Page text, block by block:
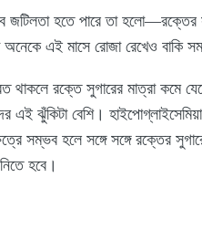
জটিলতা হতে পারে তা হলো—রক্তের
এই মাসে রোজা রেখেও বাকি
থাকলে রক্তে সুগারের মাত্রা কমে
এই ঝুঁকিটা বেশি।
সম্ভব হলে সঙ্গে সঙ্গে রক্তের
হবে।